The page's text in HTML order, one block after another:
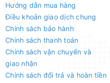
Hướng dẫn mua hàng
Điều khoản giao dịch chung
Chính sách bảo hành
Chính sách thanh toán
Chính sách vận chuyển và
giao nhận
Chính sách đổi trả và hoàn tiền